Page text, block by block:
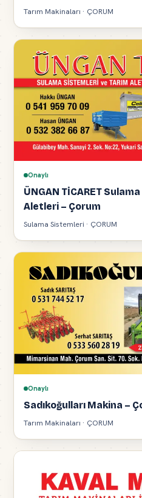
Tarım Makinaları · ÇORUM
Onaylı
ÜNGAN TİCARET
Aletleri – Çorum
Sulama Sistemleri · ÇORUM
Onaylı
Sadıkoğulları Makina –
Tarım Makinaları · ÇORUM